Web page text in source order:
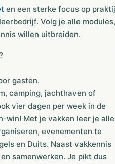
en een sterke focus op
Volg je alle
willen uitbreiden.
gasten.
camping, jachthaven of
vier dagen per week in de
win! Met je vakken leer je alle
evenementen te
en Duits. Naast vakkennis
samenwerken. Je pikt dus